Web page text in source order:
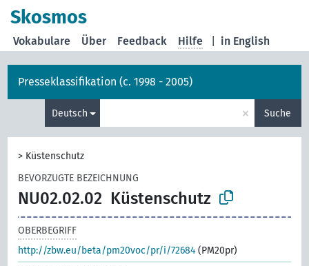
Skosmos
in English
Vokabulare Über Feedback Hilfe
Presseklassifikation (c. 1998 - 2005)
Deutsch × Suche
> Küstenschutz
BEVORZUGTE BEZEICHNUNG
NU02.02.02 Küstenschutz
OBERBEGRIFF
http://zbw.eu/beta/pm20voc/pr/i/72684 (PM20pr)